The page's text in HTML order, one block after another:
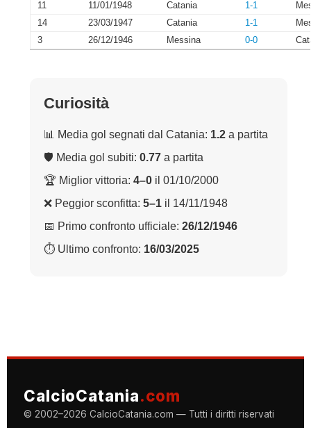
11
11/01/1948 Catania 1-1
14
23/03/1947 Catania 1-1
3
26/12/1946 Messina 0-0
Curiosità
📊 Media gol segnati dal Catania: 1.2 a partita
🛡 Media gol subiti: 0.77 a partita
🏆 Miglior vittoria: 4–0 il 01/10/2000
❌ Peggior sconfitta: 5–1 il 14/11/1948
📅 Primo confronto ufficiale: 26/12/1946
⏱ Ultimo confronto: 16/03/2025
CalcioCatania.com
© 2002–2026 CalcioCatania.com — Tutti i diritti riservati